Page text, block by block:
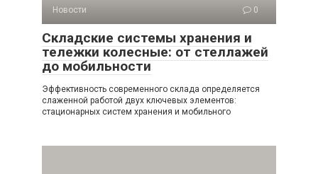
Новости 0
Складские системы хранения и
тележки колесные: от стеллажей
до мобильности
Эффективность современного склада определяется
слаженной работой двух ключевых элементов:
стационарных систем хранения и мобильного